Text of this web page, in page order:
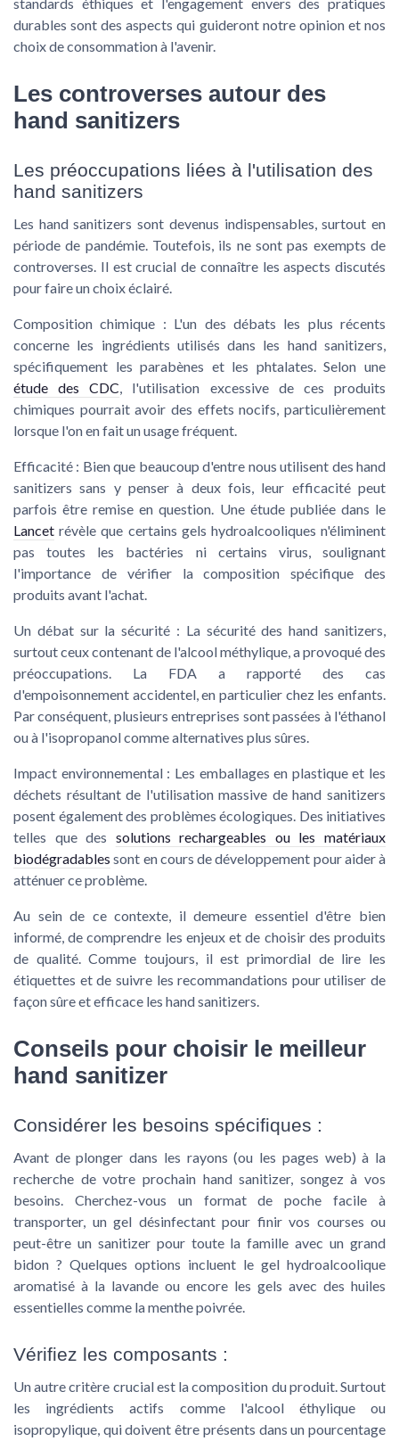
durables sont des aspects qui guideront notre opinion et nos
choix de consommation à l'avenir.
Les controverses autour des
hand sanitizers
Les préoccupations liées à l'utilisation des
hand sanitizers
Les hand sanitizers sont devenus indispensables, surtout en
période de pandémie. Toutefois, ils ne sont pas exempts de
controverses. Il est crucial de connaître les aspects discutés
pour faire un choix éclairé.
Composition chimique : L'un des débats les plus récents
concerne les ingrédients utilisés dans les hand sanitizers,
spécifiquement les parabènes et les phtalates. Selon une
étude des CDC, l'utilisation excessive de ces produits
chimiques pourrait avoir des effets nocifs, particulièrement
lorsque l'on en fait un usage fréquent.
Efficacité : Bien que beaucoup d'entre nous utilisent des hand
sanitizers sans y penser à deux fois, leur efficacité peut
parfois être remise en question. Une étude publiée dans le
Lancet révèle que certains gels hydroalcooliques n'éliminent
pas toutes les bactéries ni certains virus, soulignant
l'importance de vérifier la composition spécifique des
produits avant l'achat.
Un débat sur la sécurité : La sécurité des hand sanitizers,
surtout ceux contenant de l'alcool méthylique, a provoqué des
préoccupations. La FDA a rapporté des cas
d'empoisonnement accidentel, en particulier chez les enfants.
Par conséquent, plusieurs entreprises sont passées à l'éthanol
ou à l'isopropanol comme alternatives plus sûres.
Impact environnemental : Les emballages en plastique et les
déchets résultant de l'utilisation massive de hand sanitizers
posent également des problèmes écologiques. Des initiatives
telles que des solutions rechargeables ou les matériaux
biodégradables sont en cours de développement pour aider à
atténuer ce problème.
Au sein de ce contexte, il demeure essentiel d'être bien
informé, de comprendre les enjeux et de choisir des produits
de qualité. Comme toujours, il est primordial de lire les
étiquettes et de suivre les recommandations pour utiliser de
façon sûre et efficace les hand sanitizers.
Conseils pour choisir le meilleur
hand sanitizer
Considérer les besoins spécifiques :
Avant de plonger dans les rayons (ou les pages web) à la
recherche de votre prochain hand sanitizer, songez à vos
besoins. Cherchez-vous un format de poche facile à
transporter, un gel désinfectant pour finir vos courses ou
peut-être un sanitizer pour toute la famille avec un grand
bidon ? Quelques options incluent le gel hydroalcoolique
aromatisé à la lavande ou encore les gels avec des huiles
essentielles comme la menthe poivrée.
Vérifiez les composants :
Un autre critère crucial est la composition du produit. Surtout
les ingrédients actifs comme l'alcool éthylique ou
isopropylique, qui doivent être présents dans un pourcentage